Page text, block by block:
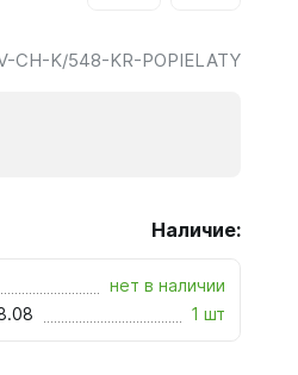
CH-K/548-KR-POPIELATY
Наличие:
нет в наличии
1 шт